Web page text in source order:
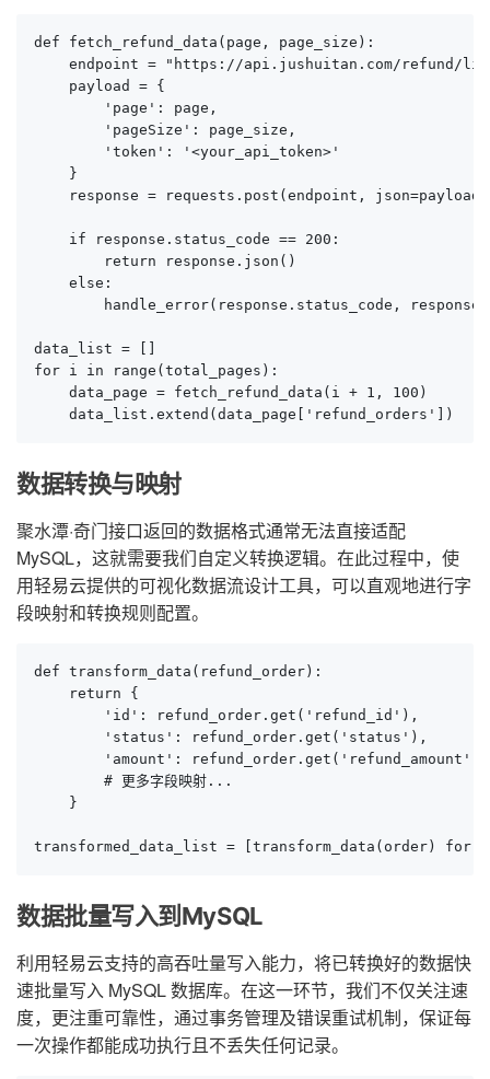
def fetch_refund_data(page, page_size):
endpoint = "https://api.jushuitan.com/refund/
    payload = {
        'page': page,
        'pageSize': page_size,
        'token': '<your_api_token>'
    }
    response = requests.post(endpoint, json=payload)
    if response.status_code == 200:
        return response.json()
    else:
handle_error(response.status_code,
data_list = []
for i in range(total_pages):
    data_page = fetch_refund_data(i + 1, 100)
    data_list.extend(data_page['refund_orders'])
数据转换与映射
聚水潭·奇门接口返回的数据格式通常无法直接适配
MySQL，这就需要我们自定义转换逻辑。在此过程中，使
用轻易云提供的可视化数据流设计工具，可以直观地进行字
段映射和转换规则配置。
def transform_data(refund_order):
    return {
        'id': refund_order.get('refund_id'),
        'status': refund_order.get('status'),
        'amount': refund_order.get('refund_amount'),
        # 更多字段映射...
    }
transformed_data_list = [transform_data(order)
数据批量写入到MySQL
利用轻易云支持的高吞吐量写入能力，将已转换好的数据快
速批量写入 MySQL 数据库。在这一环节，我们不仅关注速
度，更注重可靠性，通过事务管理及错误重试机制，保证每
一次操作都能成功执行且不丢失任何记录。